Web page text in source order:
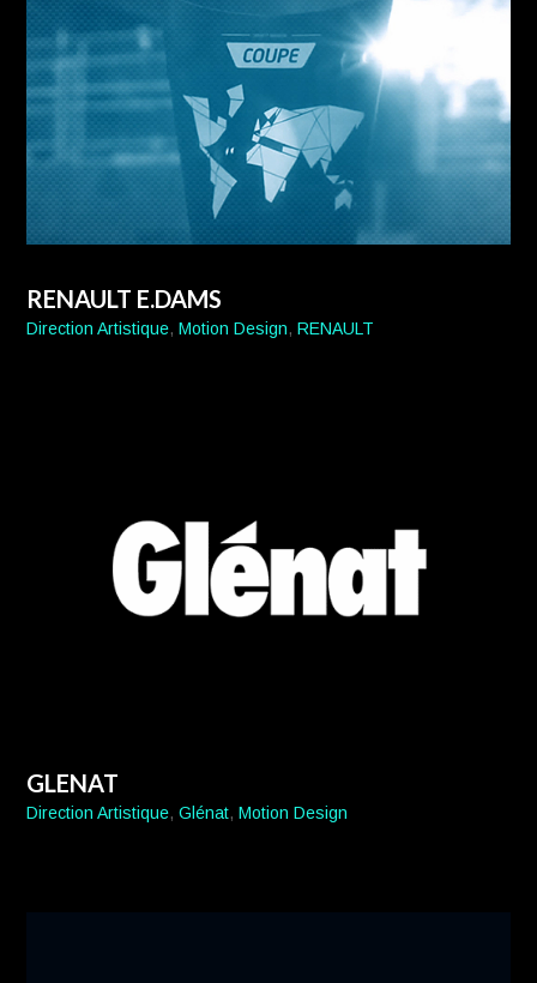
RENAULT E.DAMS
Direction Artistique,Motion Design,RENAULT
GLENAT
Direction Artistique,Glénat,Motion Design